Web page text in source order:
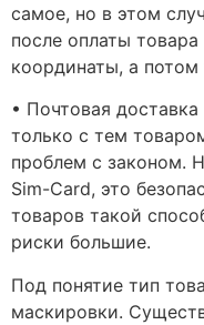
самое, но в этом
после оплаты
координаты, а потом
• Почтовая
только с тем
проблем с законом.
Sim-Card, это
товаров такой
риски большие.
Под понятие тип
маскировки.